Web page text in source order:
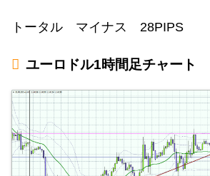
トータル マイナス 28PIPS
ユーロドル1時間足チャート